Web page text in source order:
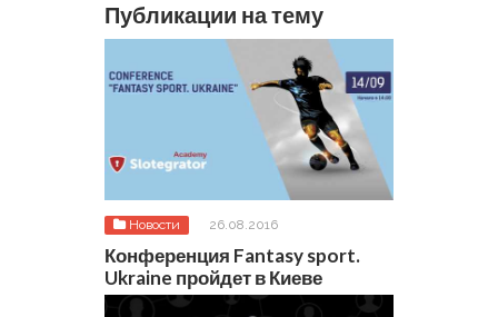
Публикации на тему
Новости 26.08.2016
Конференция Fantasy sport.
Ukraine пройдет в Киеве